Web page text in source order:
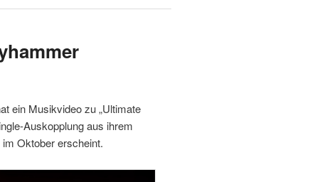
ein Musikvideo zu „Ultimate
Auskopplung aus ihrem
im Oktober erscheint.